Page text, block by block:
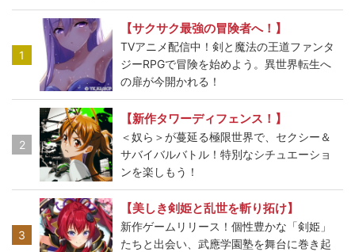
1
【サクサク最強の冒険者へ！】
TVアニメ配信中！剣と魔法の王道ファンタ
ジーRPGで冒険を始めよう。異世界転生へ
の扉が今開かれる！
2
【新作タワーディフェンス！】
＜奴ら＞が蔓延る極限世界で、セクシー＆
サバイバルバトル！特別なシチュエーショ
ンを楽しもう！
3
【美しき剣姫と乱世を斬り拓け】
新作ゲームリリース！個性豊かな「剣姫」
たちと出会い、武應学園塾を舞台に巻き起